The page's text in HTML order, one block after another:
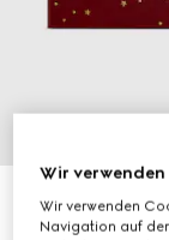
Gucci Flora
€ 118
Wir verwenden
Wir verwenden
Navigation auf